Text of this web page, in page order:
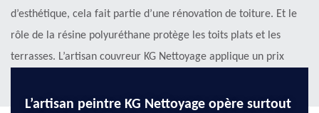
d’esthétique, cela fait partie d’une rénovation de toiture. Et le
rôle de la résine polyuréthane protège les toits plats et les
terrasses. L’artisan couvreur KG Nettoyage applique un prix
L’artisan peintre KG Nettoyage opère surtout